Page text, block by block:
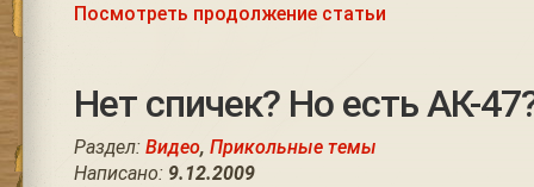
Посмотреть продолжение статьи
Нет спичек? Но есть АК-
Раздел: Видео, Прикольные темы
Написано: 9.12.2009